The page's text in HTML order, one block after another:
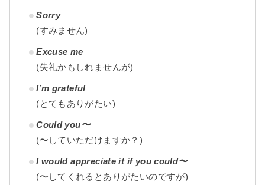
Sorry
(すみません)
Excuse me
(失礼かもしれませんが)
I’m grateful
(とてもありがたい)
Could you〜
(〜していただけますか？)
I would appreciate it if you could〜
(〜してくれるとありがたいのですが)